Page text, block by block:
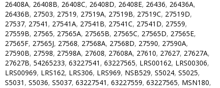
26408A, 26408B, 26408C, 26408D, 26408E, 26436, 26436A,
26436B, 27503, 27519, 27519A, 27519B, 27519C, 27519D,
27537, 27541 , 27541A, 27541B, 27541C, 27541D, 27559,
27559B, 27565, 27565A, 27565B, 27565C, 27565D, 27565E,
27565F, 27565J, 27568, 27568A, 27568D, 27590, 27590A,
27590B, 27598, 27598A, 27608, 27608A, 27610, 27627, 27627A,
27627B, 54265233, 63227541 , 63227565, LRS00162, LRS00306,
LRS00969, LRS162, LRS306, LRS969, NSB529, S5024, S5025,
S5031 , S5036, S5037, 63227541 , 63227559, 63227565, MSN180,